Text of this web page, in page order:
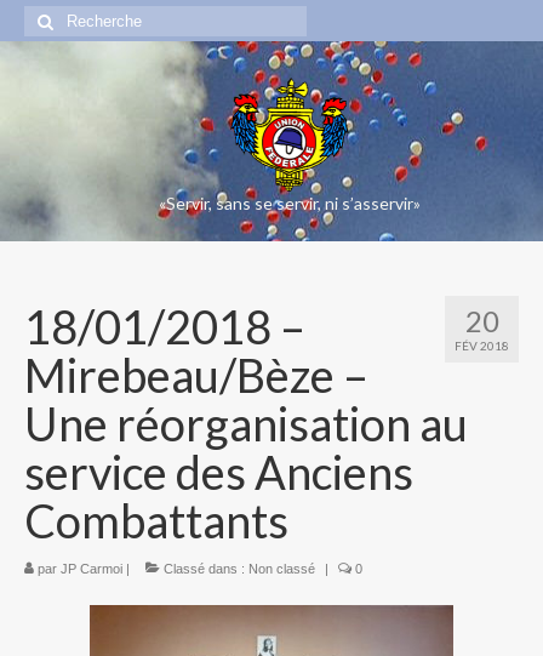
Rechercher
:
«Servir, sans se servir, ni s’asservir»
20
FÉV 2018
18/01/2018 –
Mirebeau/Bèze –
Une réorganisation au
service des Anciens
Combattants
par JP Carmoi | Classé dans : Non classé | 0